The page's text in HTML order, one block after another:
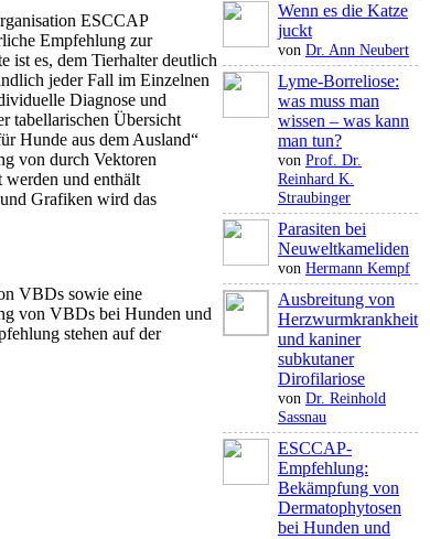
ESCCAP
Empfehlung zur
ist es, dem Tierhalter deutlich
jeder Fall im Einzelnen
Diagnose und
tabellarischen Übersicht
Hunde aus dem Ausland“
von durch Vektoren
und enthält
Grafiken wird das
VBDs sowie ­eine
von VBDs bei Hunden und
stehen auf der
Wenn es die Katze
juckt
von Dr. Ann Neubert
Lyme-Borreliose:
was muss man
wissen – was kann
man tun?
von Prof. Dr.
Reinhard K.
Straubinger
Parasiten bei
Neuweltkameliden
von Hermann Kempf
Ausbreitung von
Herzwurmkrankheit
und kaniner
subkutaner
Dirofilariose
von Dr. Reinhold
Sassnau
ESCCAP-
Empfehlung:
Bekämpfung von
Dermatophytosen
bei Hunden und